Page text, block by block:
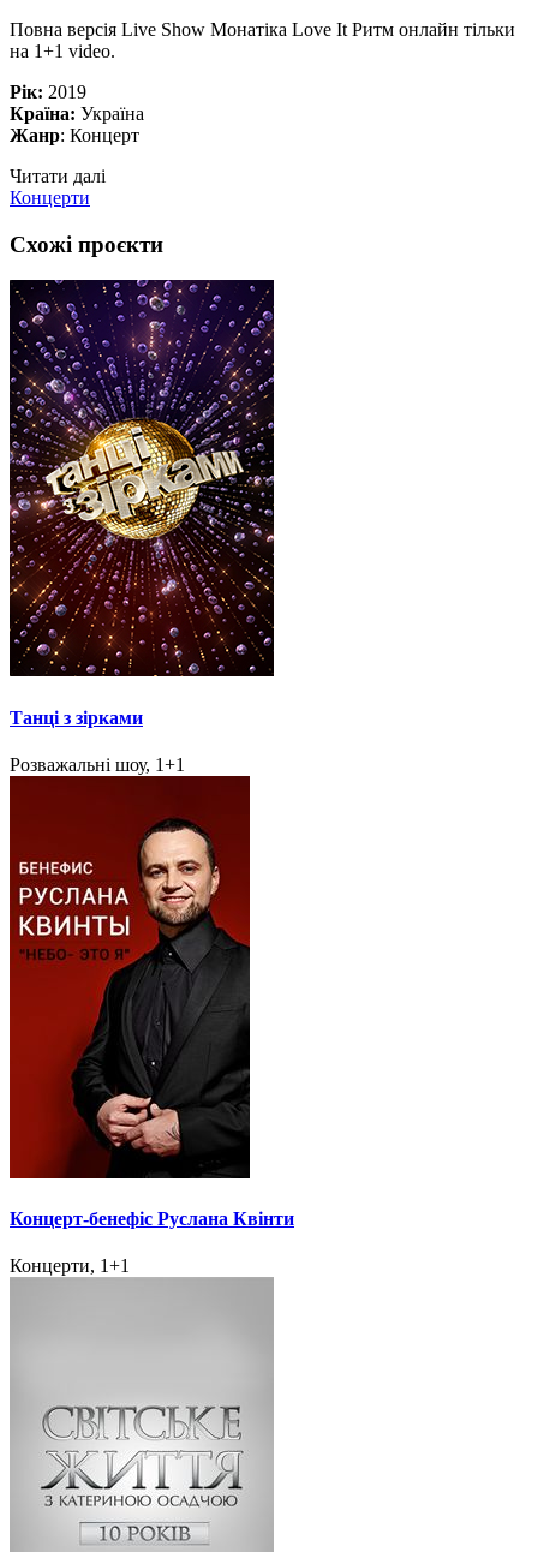
Повна версія Live Show Монатіка Love It Ритм онлайн тільки
на 1+1 video.
Рік: 2019
Країна: Україна
Жанр: Концерт
Читати далі
Концерти
Схожі проєкти
Танці з зірками
Розважальні шоу, 1+1
Концерт-бенефіс Руслана Квінти
Концерти, 1+1